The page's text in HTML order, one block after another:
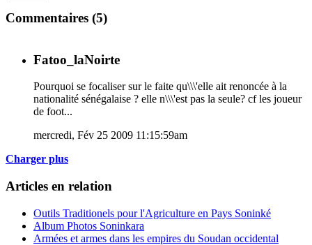
Commentaires (5)
Fatoo_laNoirte
Pourquoi se focaliser sur le faite qu\\\'elle ait renoncée à la
nationalité sénégalaise ? elle n\\\'est pas la seule? cf les joueur
de foot...
mercredi, Fév 25 2009 11:15:59am
Charger plus
Articles en relation
Outils Traditionels pour l'Agriculture en Pays Soninké
Album Photos Soninkara
Armées et armes dans les empires du Soudan occidental